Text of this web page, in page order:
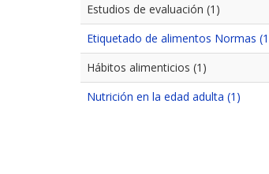
Estudios de evaluación (1)
Etiquetado de alimentos Normas
Hábitos alimenticios (1)
Nutrición en la edad adulta (1)